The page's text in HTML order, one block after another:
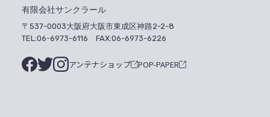
有限会社サンクラール
〒537-0003大阪府大阪市東成区神路2-2-8
TEL:06-6973-6116 FAX:06-6973-6226
アンテナショップ POP-PAPER